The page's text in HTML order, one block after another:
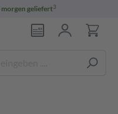
morgen geliefert3